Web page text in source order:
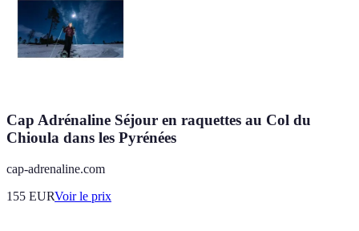
Cap Adrénaline Séjour en raquettes au Col du
Chioula dans les Pyrénées
cap-adrenaline.com
155 EURVoir le prix